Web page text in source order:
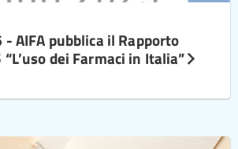
AIFA pubblica il Rapporto
dei Farmaci in Italia”